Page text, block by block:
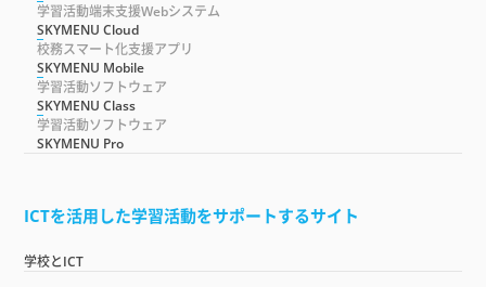
学習活動端末支援Webシステム
SKYMENU Cloud
校務スマート化支援アプリ
SKYMENU Mobile
学習活動ソフトウェア
SKYMENU Class
学習活動ソフトウェア
SKYMENU Pro
ICTを活用した学習活動をサポートするサイト
学校とICT